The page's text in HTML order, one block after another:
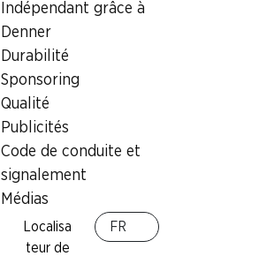
Indépendant grâce à
Denner
Durabilité
Sponsoring
Qualité
Publicités
Code de conduite et
signalement
Médias
Localisa
teur de
FR